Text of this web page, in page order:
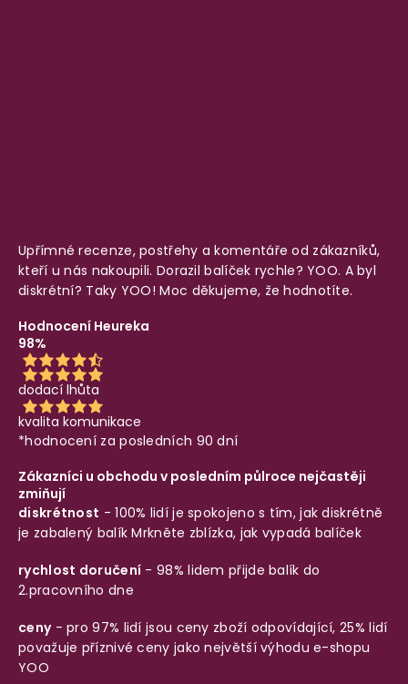
Upřímné recenze, postřehy a komentáře od zákazníků,
kteří u nás nakoupili. Dorazil balíček rychle? YOO. A byl
diskrétní? Taky YOO! Moc děkujeme, že hodnotíte.
Hodnocení Heureka
98%
dodací lhůta
kvalita komunikace
*hodnocení za posledních 90 dní
Zákazníci u obchodu v posledním půlroce nejčastěji
zmiňují
diskrétnost - 100% lidí je spokojeno s tím, jak diskrétně
je zabalený balíkMrkněte zblízka, jak vypadá balíček
rychlost doručení - 98% lidem přijde balík do
2.pracovního dne
ceny- pro 97% lidí jsou ceny zboží odpovídající, 25% lidí
považuje příznivé ceny jako největší výhodu e-shopu
YOO